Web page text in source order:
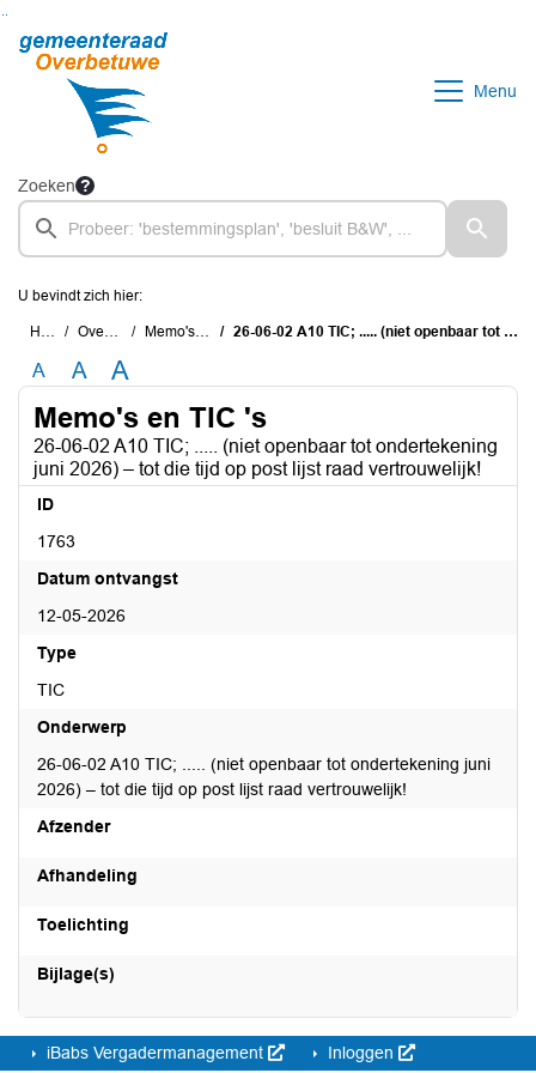
Menu
Zoeken
U bevindt zich hier:
Home Overzichten Memo's en TIC 's 26-06-02 A10 TIC; ..... (niet openbaar tot ondertekening juni 2026) – tot die tijd op post lijst raad vertrouwelijk!
A A A
Memo's en TIC 's
26-06-02 A10 TIC; ..... (niet openbaar tot ondertekening
juni 2026) – tot die tijd op post lijst raad vertrouwelijk!
ID
1763
Datum ontvangst
12-05-2026
Type
TIC
Onderwerp
26-06-02 A10 TIC; ..... (niet openbaar tot ondertekening juni
2026) – tot die tijd op post lijst raad vertrouwelijk!
Afzender
Afhandeling
Toelichting
Bijlage(s)
iBabs Vergadermanagement Inloggen